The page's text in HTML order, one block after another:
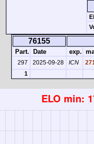
76155
Part. Date exp.
297 2025-09-28 ICN
1